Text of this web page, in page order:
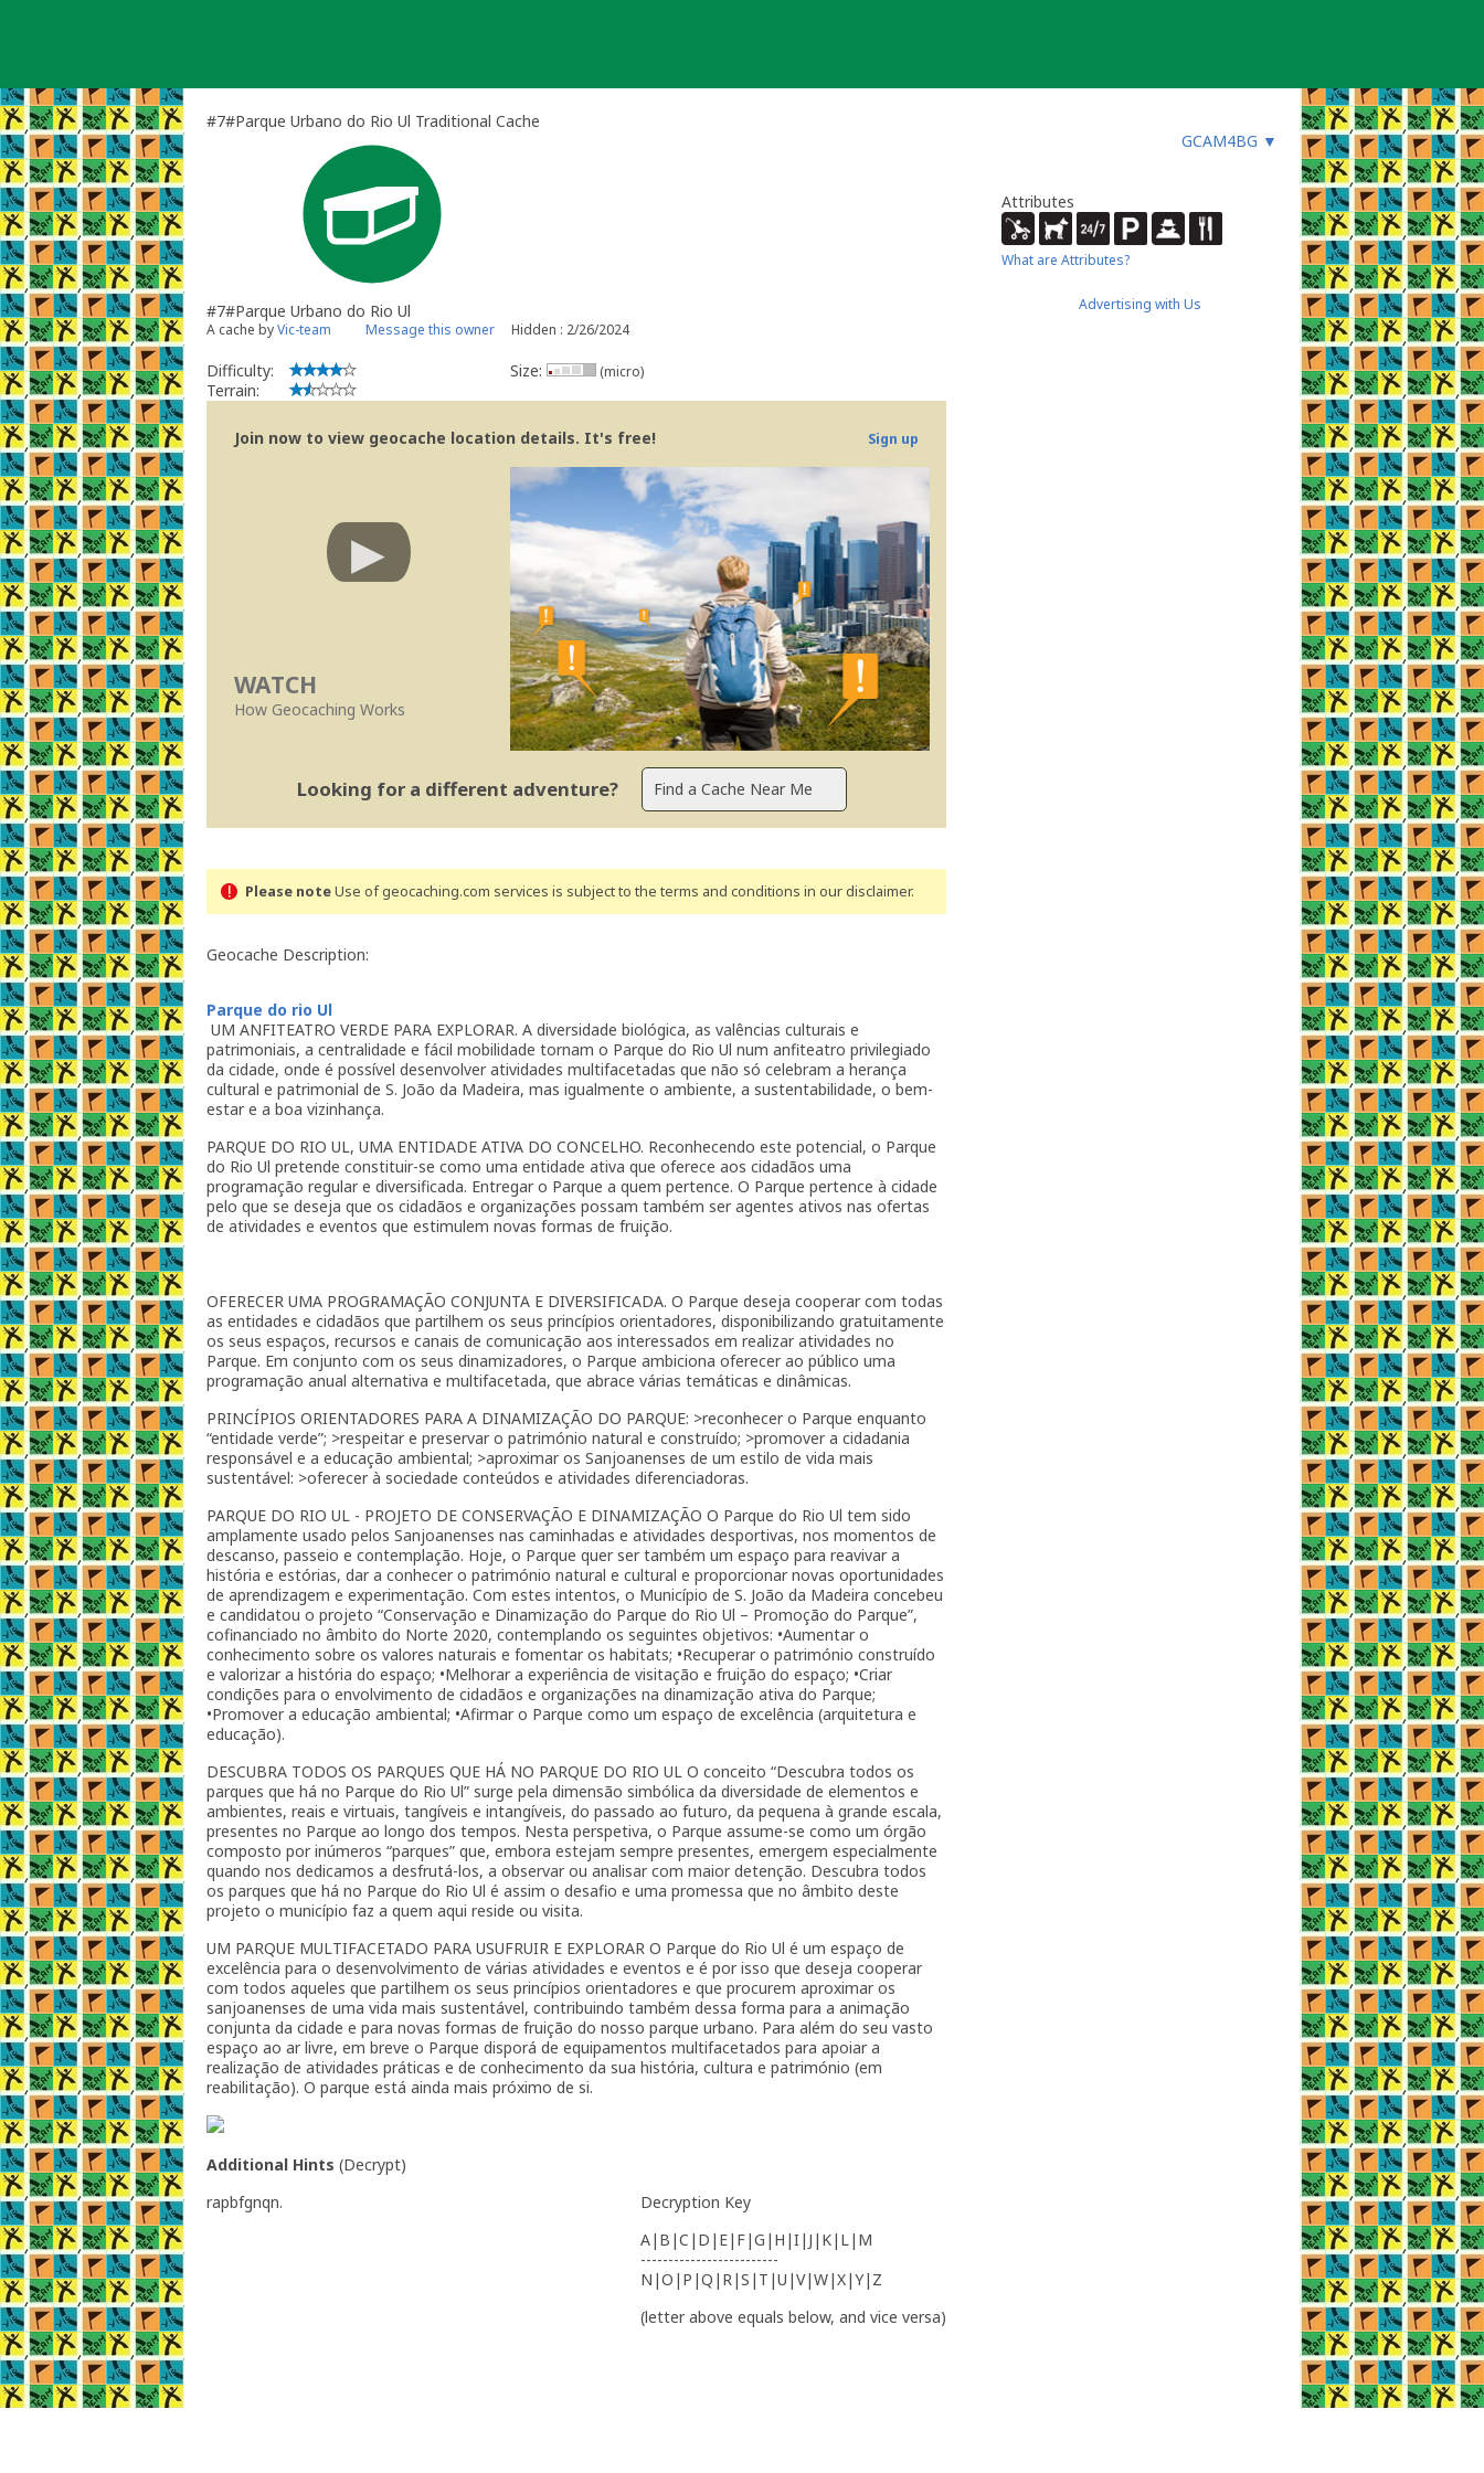
#7#Parque Urbano do Rio Ul Traditional Cache
GCAM4BG ▼
#7#Parque Urbano do Rio Ul
A cache byVic-team Message this owner Hidden : 2/26/2024
Difficulty:
Terrain:
Size: (micro)
Join now to view geocache location details. It's free! Sign up
WATCH
How Geocaching Works
Looking for a different adventure?
Please noteUse of geocaching.com services is subject to the terms and conditions in our disclaimer.
Geocache Description:
Parque do rio Ul
UM ANFITEATRO VERDE PARA EXPLORAR. A diversidade biológica, as valências culturais e
patrimoniais, a centralidade e fácil mobilidade tornam o Parque do Rio Ul num anfiteatro privilegiado
da cidade, onde é possível desenvolver atividades multifacetadas que não só celebram a herança
cultural e patrimonial de S. João da Madeira, mas igualmente o ambiente, a sustentabilidade, o bem-
estar e a boa vizinhança.
PARQUE DO RIO UL, UMA ENTIDADE ATIVA DO CONCELHO. Reconhecendo este potencial, o Parque
do Rio Ul pretende constituir-se como uma entidade ativa que oferece aos cidadãos uma
programação regular e diversificada. Entregar o Parque a quem pertence. O Parque pertence à cidade
pelo que se deseja que os cidadãos e organizações possam também ser agentes ativos nas ofertas
de atividades e eventos que estimulem novas formas de fruição.
OFERECER UMA PROGRAMAÇÃO CONJUNTA E DIVERSIFICADA. O Parque deseja cooperar com todas
as entidades e cidadãos que partilhem os seus princípios orientadores, disponibilizando gratuitamente
os seus espaços, recursos e canais de comunicação aos interessados em realizar atividades no
Parque. Em conjunto com os seus dinamizadores, o Parque ambiciona oferecer ao público uma
programação anual alternativa e multifacetada, que abrace várias temáticas e dinâmicas.
PRINCÍPIOS ORIENTADORES PARA A DINAMIZAÇÃO DO PARQUE: >reconhecer o Parque enquanto
“entidade verde”; >respeitar e preservar o património natural e construído; >promover a cidadania
responsável e a educação ambiental; >aproximar os Sanjoanenses de um estilo de vida mais
sustentável: >oferecer à sociedade conteúdos e atividades diferenciadoras.
PARQUE DO RIO UL - PROJETO DE CONSERVAÇÃO E DINAMIZAÇÃO O Parque do Rio Ul tem sido
amplamente usado pelos Sanjoanenses nas caminhadas e atividades desportivas, nos momentos de
descanso, passeio e contemplação. Hoje, o Parque quer ser também um espaço para reavivar a
história e estórias, dar a conhecer o património natural e cultural e proporcionar novas oportunidades
de aprendizagem e experimentação. Com estes intentos, o Município de S. João da Madeira concebeu
e candidatou o projeto “Conservação e Dinamização do Parque do Rio Ul – Promoção do Parque”,
cofinanciado no âmbito do Norte 2020, contemplando os seguintes objetivos: •Aumentar o
conhecimento sobre os valores naturais e fomentar os habitats; •Recuperar o património construído
e valorizar a história do espaço; •Melhorar a experiência de visitação e fruição do espaço; •Criar
condições para o envolvimento de cidadãos e organizações na dinamização ativa do Parque;
•Promover a educação ambiental; •Afirmar o Parque como um espaço de excelência (arquitetura e
educação).
DESCUBRA TODOS OS PARQUES QUE HÁ NO PARQUE DO RIO UL O conceito “Descubra todos os
parques que há no Parque do Rio Ul” surge pela dimensão simbólica da diversidade de elementos e
ambientes, reais e virtuais, tangíveis e intangíveis, do passado ao futuro, da pequena à grande escala,
presentes no Parque ao longo dos tempos. Nesta perspetiva, o Parque assume-se como um órgão
composto por inúmeros “parques” que, embora estejam sempre presentes, emergem especialmente
quando nos dedicamos a desfrutá-los, a observar ou analisar com maior detenção. Descubra todos
os parques que há no Parque do Rio Ul é assim o desafio e uma promessa que no âmbito deste
projeto o município faz a quem aqui reside ou visita.
UM PARQUE MULTIFACETADO PARA USUFRUIR E EXPLORAR O Parque do Rio Ul é um espaço de
excelência para o desenvolvimento de várias atividades e eventos e é por isso que deseja cooperar
com todos aqueles que partilhem os seus princípios orientadores e que procurem aproximar os
sanjoanenses de uma vida mais sustentável, contribuindo também dessa forma para a animação
conjunta da cidade e para novas formas de fruição do nosso parque urbano. Para além do seu vasto
espaço ao ar livre, em breve o Parque disporá de equipamentos multifacetados para apoiar a
realização de atividades práticas e de conhecimento da sua história, cultura e património (em
reabilitação). O parque está ainda mais próximo de si.
Additional Hints (Decrypt)
rapbfgnqn.
Decryption Key
A|B|C|D|E|F|G|H|I|J|K|L|M
-------------------------
N|O|P|Q|R|S|T|U|V|W|X|Y|Z
(letter above equals below, and vice versa)
Attributes
What are Attributes?
Advertising with Us